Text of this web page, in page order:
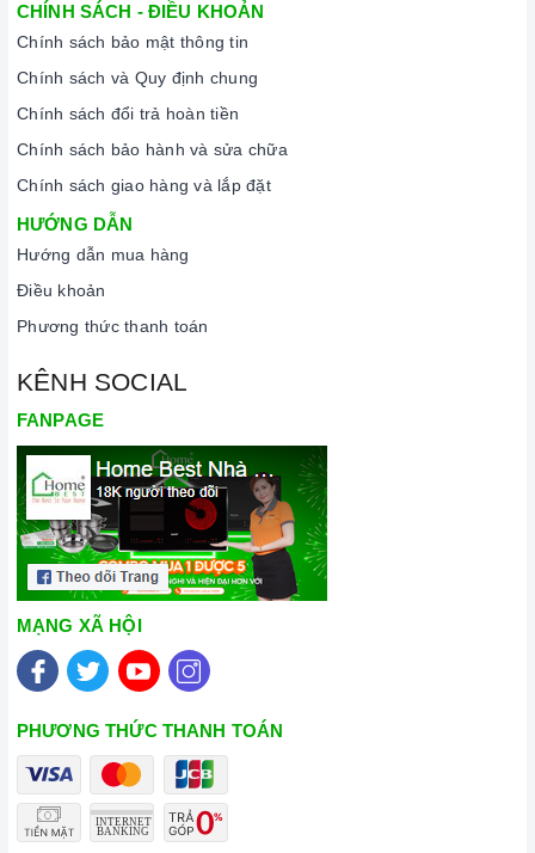
CHÍNH SÁCH - ĐIỀU KHOẢN
Chính sách bảo mật thông tin
Chính sách và Quy định chung
Chính sách đổi trả hoàn tiền
Chính sách bảo hành và sửa chữa
Chính sách giao hàng và lắp đặt
HƯỚNG DẪN
Hướng dẫn mua hàng
Điều khoản
Phương thức thanh toán
KÊNH SOCIAL
FANPAGE
MẠNG XÃ HỘI
PHƯƠNG THỨC THANH TOÁN